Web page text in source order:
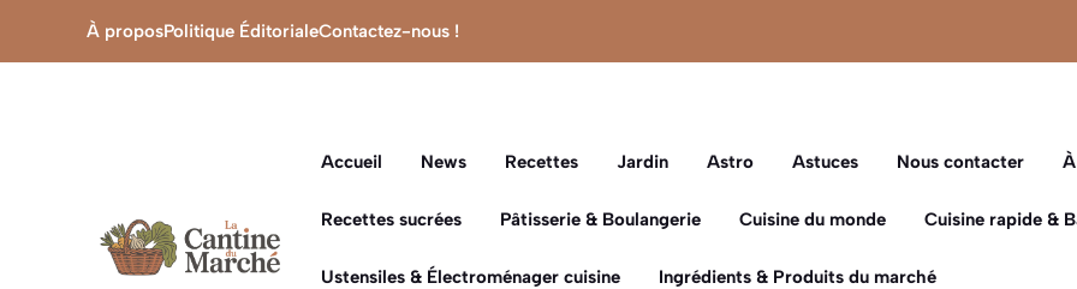
À proposPolitique ÉditorialeContactez-nous !
Accueil News Recettes Jardin Astro Astuces Nous contacter
Recettes sucrées Pâtisserie & Boulangerie Cuisine du monde Cuisine rapide &
Ustensiles & Électroménager cuisine Ingrédients & Produits du marché